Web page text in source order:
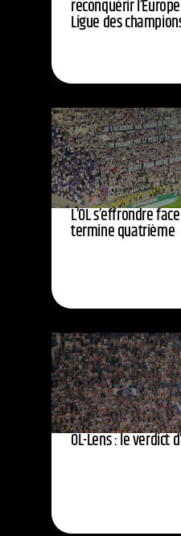
reconquérir
Ligue des
L’OL s’effrondre
termine quatrième
OL-Lens : le verdict